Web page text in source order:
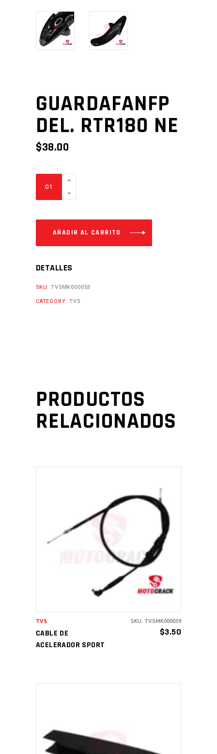
GUARDAFANFP
DEL. RTR180 NE
$38.00
GUARDAFANFP
NE
CantidadAÑADIR AL CARRITO
DETALLES
SKU:TVSMK000053
CATEGORY:TVS
PRODUCTOS
RELACIONADOS
AÑADIR AL CARRITO
CABLE DE
ACELERADOR SPORT
$3.50
TVS SKU: TVSMK000039